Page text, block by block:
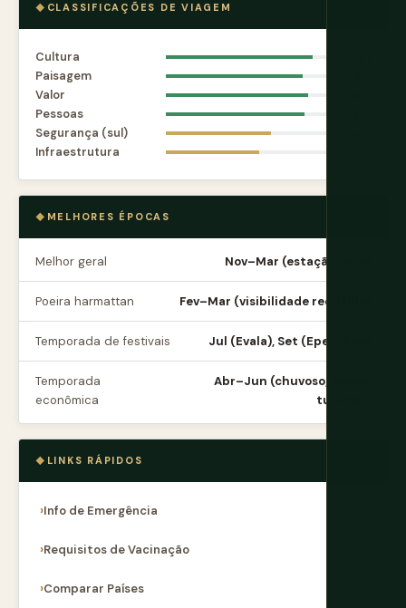
CLASSIFICAÇÕES DE VIAGEM
Cultura
Paisagem
Valor
Pessoas
Segurança (sul)
Infraestrutura
MELHORES ÉPOCAS
Melhor geral Nov–Mar (estação seca)
Poeira harmattan Fev–Mar (visibilidade reduzida)
Temporada de festivais Jul (Evala), Set (Epe-Ekpe)
Temporada
econômica
Abr–Jun (chuvoso, menos
turistas)
LINKS RÁPIDOS
Info de Emergência
Requisitos de Vacinação
Comparar Países